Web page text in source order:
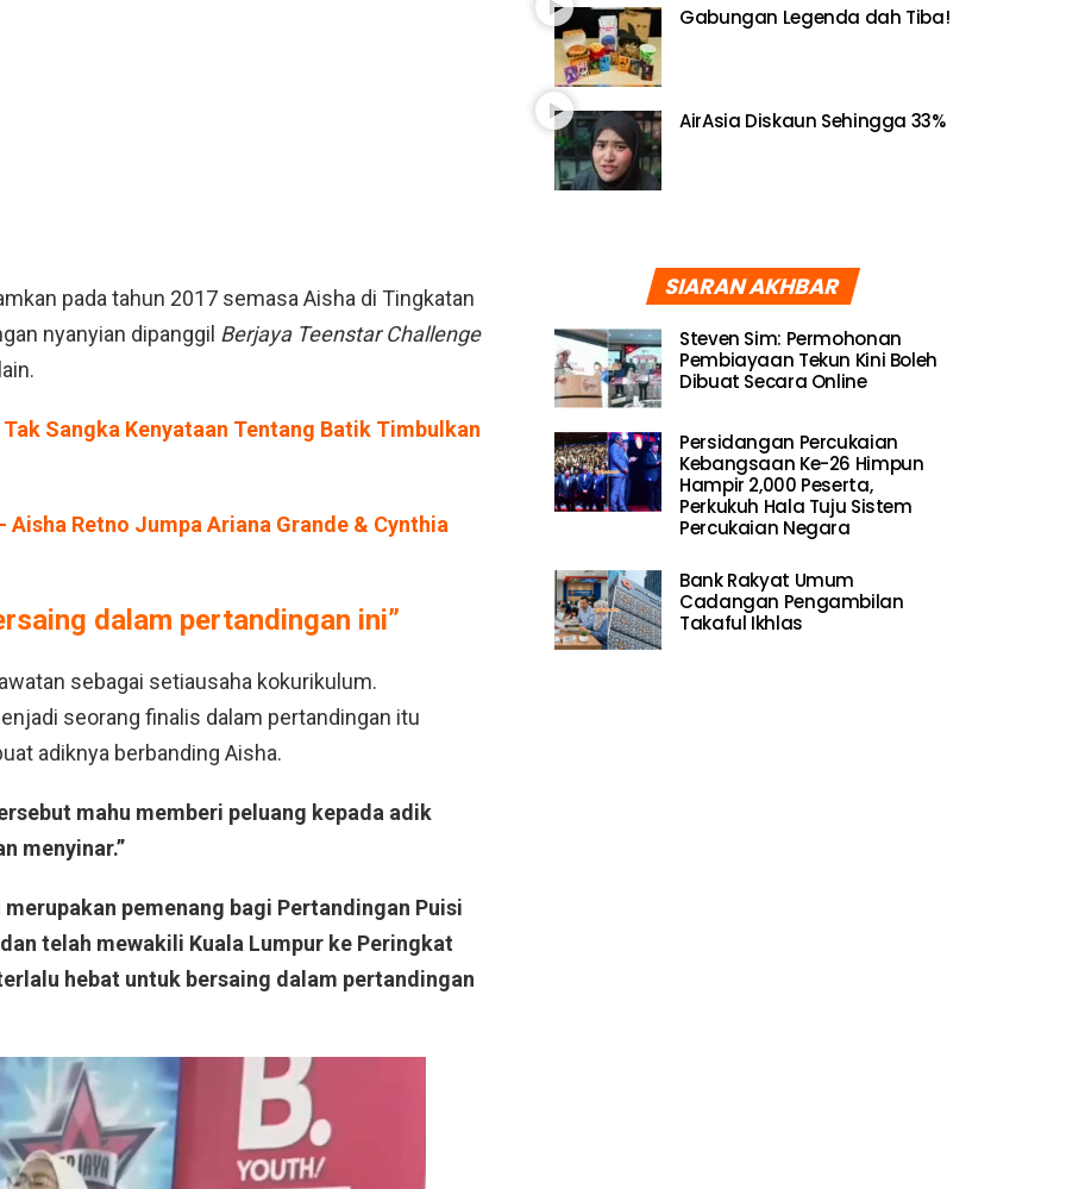
pada tahun 2017 semasa Aisha di Tingkatan
nyanyian dipanggil Berjaya Teenstar Challenge
Sangka Kenyataan Tentang Batik Timbulkan
Aisha Retno Jumpa Ariana Grande & Cynthia
dalam pertandingan ini”
sebagai setiausaha kokurikulum.
seorang finalis dalam pertandingan itu
adiknya berbanding Aisha.
mahu memberi peluang kepada adik
menyinar.”
pemenang bagi Pertandingan Puisi
telah mewakili Kuala Lumpur ke Peringkat
hebat untuk bersaing dalam pertandingan
Gabungan Legenda dah Tiba!
AirAsia Diskaun Sehingga 33%
SIARAN AKHBAR
Steven Sim: Permohonan
Pembiayaan Tekun Kini Boleh
Dibuat Secara Online
Persidangan Percukaian
Kebangsaan Ke-26 Himpun
Hampir 2,000 Peserta,
Perkukuh Hala Tuju Sistem
Percukaian Negara
Bank Rakyat Umum
Cadangan Pengambilan
Takaful Ikhlas